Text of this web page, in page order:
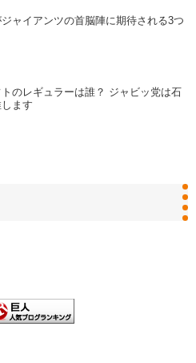
ャイアンツの首脳陣に期待される3つ
のレギュラーは誰？ ジャビッ党は石
ます